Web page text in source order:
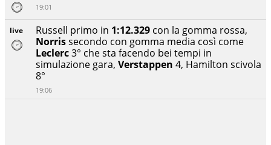
live Russell primo in 1:12.329 con la gomma rossa,
Norrissecondo con gomma media così come
Leclerc3° che sta facendo bei tempi in
simulazione gara, Verstappen 4, Hamilton scivola
8°
19:06
19:01